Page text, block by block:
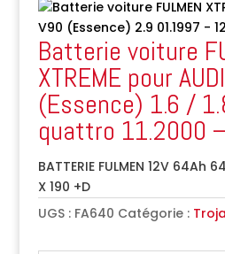
Batterie voiture
XTREME pour
(Essence) 1.6 /
quattro 11.2000
BATTERIE FULMEN 12V 64Ah
X 190 +D
UGS : FA640 Catégorie :